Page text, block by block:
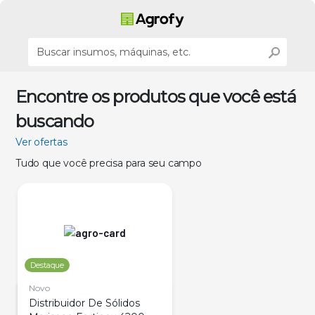
Encontre os produtos que você está
buscando
Ver ofertas
Tudo que você precisa para seu campo
Destaque
Novo
Distribuidor De Sólidos